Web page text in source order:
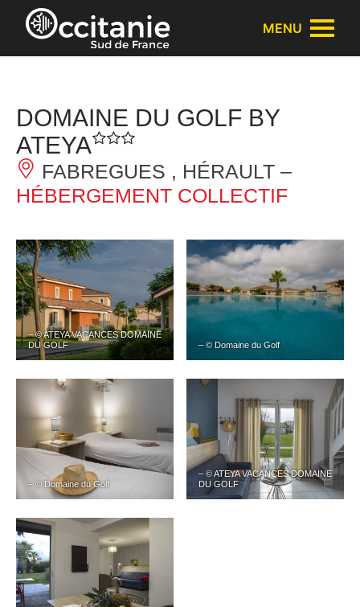
Panneau de gestion des cookies
MENU
DOMAINE DU GOLF BY
ATEYA
FABREGUES , HÉRAULT –
HÉBERGEMENT COLLECTIF
– © ATEYA VACANCES DOMAINE
DU GOLF
– © Domaine du Golf
– © Domaine du Golf
– © ATEYA VACANCES DOMAINE
DU GOLF